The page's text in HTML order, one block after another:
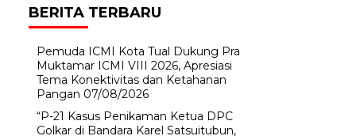
BERITA TERBARU
Pemuda ICMI Kota Tual Dukung Pra
Muktamar ICMI VIII 2026, Apresiasi
Tema Konektivitas dan Ketahanan
Pangan 07/08/2026
“P-21 Kasus Penikaman Ketua DPC
Golkar di Bandara Karel Satsuitubun,